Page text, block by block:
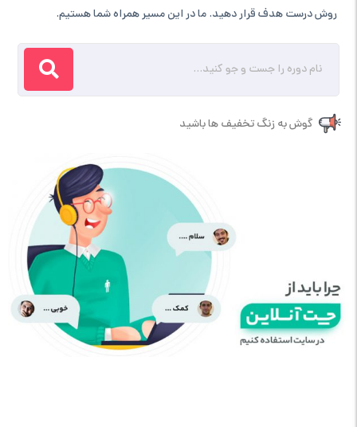
روش درست هدف قرار دهید. ما در این مسیر همراه شما هستیم.
گوش به زنگ تخفیف ها باشید